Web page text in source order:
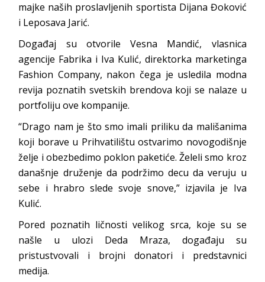
majke naših proslavljenih sportista Dijana Đoković
i Leposava Jarić.
Događaj su otvorile Vesna Mandić, vlasnica
agencije Fabrika i Iva Kulić, direktorka marketinga
Fashion Company, nakon čega je usledila modna
revija poznatih svetskih brendova koji se nalaze u
portfoliju ove kompanije.
“Drago nam je što smo imali priliku da mališanima
koji borave u Prihvatilištu ostvarimo novogodišnje
želje i obezbedimo poklon paketiće. Želeli smo kroz
današnje druženje da podržimo decu da veruju u
sebe i hrabro slede svoje snove,” izjavila je Iva
Kulić.
Pored poznatih ličnosti velikog srca, koje su se
našle u ulozi Deda Mraza, događaju su
pristustvovali i brojni donatori i predstavnici
medija.